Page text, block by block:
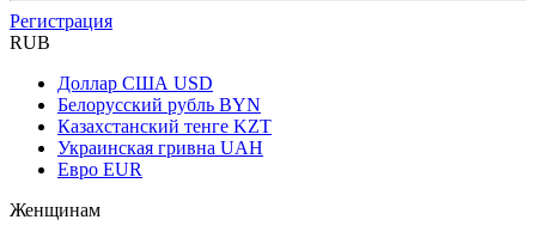
Регистрация
RUB
Доллар США USD
Белорусский рубль BYN
Казахстанский тенге KZT
Украинская гривна UAH
Евро EUR
Женщинам